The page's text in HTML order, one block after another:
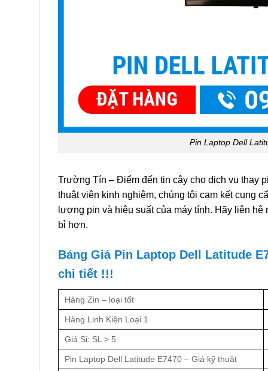
Pin Laptop Dell
Trường Tín – Điểm đến tin cậy cho dịch vụ thay
thuật viên kinh nghiệm, chúng tôi cam kết cung
lượng pin và hiệu suất của máy tính. Hãy liên
bỉ hơn.
Bảng Giá Pin Laptop Dell Latitude
chi tiết !!!
Hàng Zin – loại tốt
Hàng Linh Kiện Loại 1
Giá Sỉ: SL > 5
Pin Laptop Dell Latitude E7470 – Giá kỹ thuật